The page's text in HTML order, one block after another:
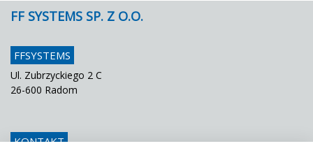
FF SYSTEMS SP. Z O.O.
FFSYSTEMS
Ul. Zubrzyckiego 2 C
26-600 Radom
KONTAKT